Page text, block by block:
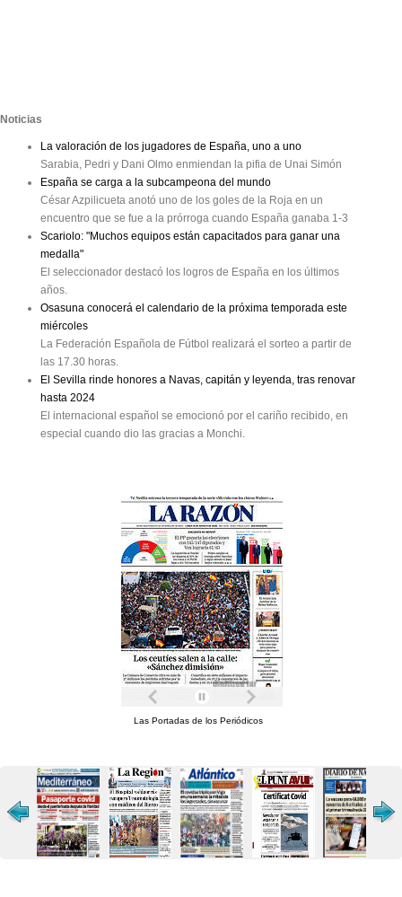
Noticias
La valoración de los jugadores de España, uno a uno
Sarabia, Pedri y Dani Olmo enmiendan la pifia de Unai Simón
España se carga a la subcampeona del mundo
César Azpilicueta anotó uno de los goles de la Roja en un
encuentro que se fue a la prórroga cuando España ganaba 1-3
Scariolo: "Muchos equipos están capacitados para ganar una
medalla"
El seleccionador destacó los logros de España en los últimos
años.
Osasuna conocerá el calendario de la próxima temporada este
miércoles
La Federación Española de Fútbol realizará el sorteo a partir de
las 17.30 horas.
El Sevilla rinde honores a Navas, capitán y leyenda, tras renovar
hasta 2024
El internacional español se emocionó por el cariño recibido, en
especial cuando dio las gracias a Monchi.
Las Portadas de los Periódicos